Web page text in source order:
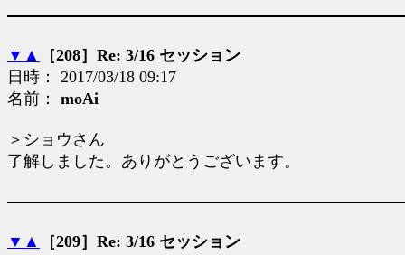
▼ ▲
［208］Re: 3/16 セッション
日時： 2017/03/18 09:17
名前： moAi
＞ショウさん
了解しました。ありがとうございます。
▼ ▲
［209］Re: 3/16 セッション